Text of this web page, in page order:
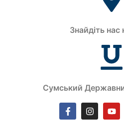
Знайдіть нас
Сумський